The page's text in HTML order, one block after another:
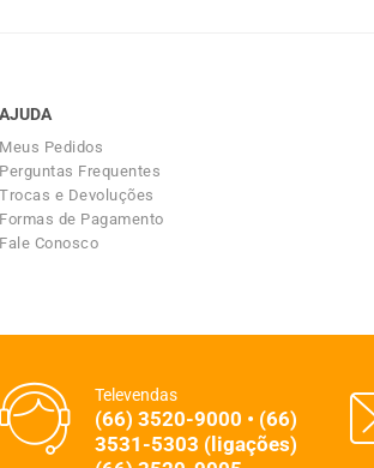
AJUDA
Meus Pedidos
Perguntas Frequentes
Trocas e Devoluções
Formas de Pagamento
Fale Conosco
Televendas
(66) 3520-9000 • (66)
3531-5303 (ligações)